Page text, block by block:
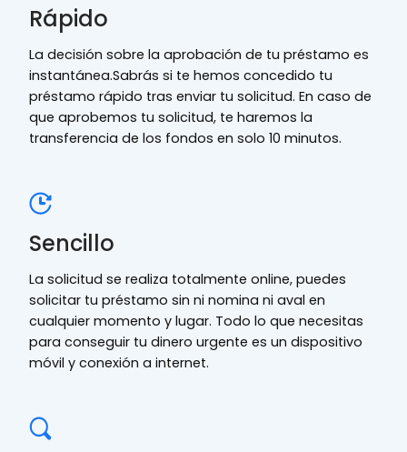
Rápido
La decisión sobre la aprobación de tu préstamo es
instantánea.Sabrás si te hemos concedido tu
préstamo rápido tras enviar tu solicitud. En caso de
que aprobemos tu solicitud, te haremos la
transferencia de los fondos en solo 10 minutos.
Sencillo
La solicitud se realiza totalmente online, puedes
solicitar tu préstamo sin ni nomina ni aval en
cualquier momento y lugar. Todo lo que necesitas
para conseguir tu dinero urgente es un dispositivo
móvil y conexión a internet.